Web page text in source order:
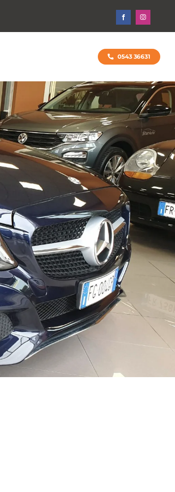
0543 36631